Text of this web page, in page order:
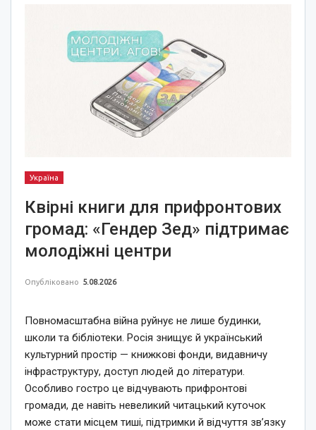
Україна
Квірні книги для прифронтових
громад: «Гендер Зед» підтримає
молодіжні центри
Опубліковано 5.08.2026
Повномасштабна війна руйнує не лише будинки,
школи та бібліотеки. Росія знищує й український
культурний простір — книжкові фонди, видавничу
інфраструктуру, доступ людей до літератури.
Особливо гостро це відчувають прифронтові
громади, де навіть невеликий читацький куточок
може стати місцем тиші, підтримки й відчуття зв’язку